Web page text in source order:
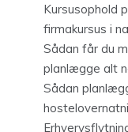
Kursusophold
firmakursus i
Sådan får du
planlægge alt
Sådan